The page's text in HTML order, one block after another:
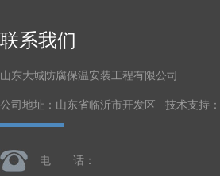
联系我们
山东大城防腐保温安装工程有限公司
公司地址：山东省临沂市开发区 技术支持：
电 话：